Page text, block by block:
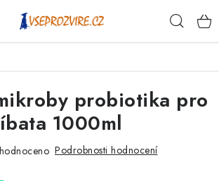
probiotika pro
1000ml
Podrobnosti hodnocení